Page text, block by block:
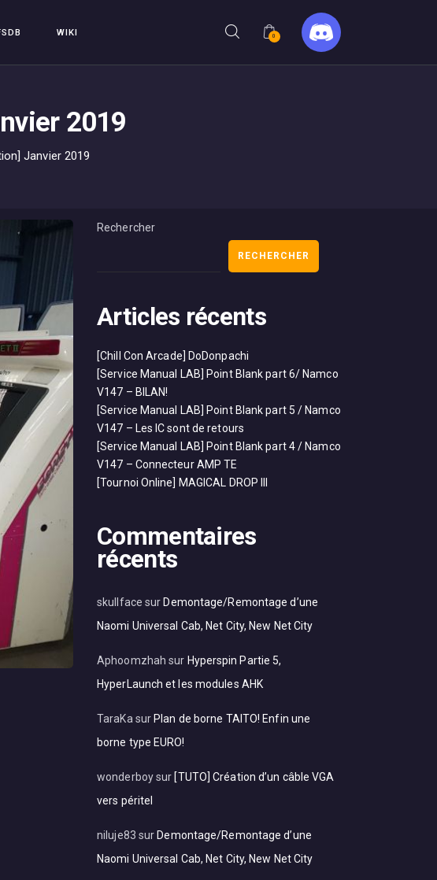
WIKI 0
2019
Janvier 2019
Rechercher
RECHERCHER
Articles récents
[Chill Con Arcade] DoDonpachi
[Service Manual LAB] Point Blank part 6/ Namco
V147 – BILAN!
[Service Manual LAB] Point Blank part 5 / Namco
V147 – Les IC sont de retours
[Service Manual LAB] Point Blank part 4 / Namco
V147 – Connecteur AMP TE
[Tournoi Online] MAGICAL DROP III
Commentaires
récents
skullface sur Demontage/Remontage d’une
Naomi Universal Cab, Net City, New Net City
Aphoomzhah sur Hyperspin Partie 5,
HyperLaunch et les modules AHK
TaraKa sur Plan de borne TAITO! Enfin une
borne type EURO!
wonderboysur [TUTO] Création d’un câble VGA
vers péritel
niluje83 sur Demontage/Remontage d’une
Naomi Universal Cab, Net City, New Net City